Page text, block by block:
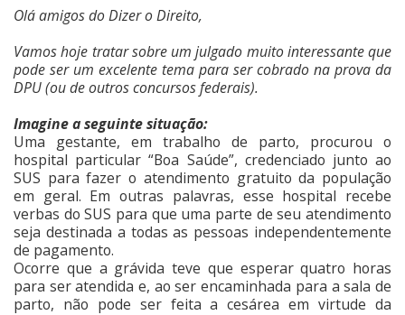
Olá amigos do Dizer o Direito,
Vamos hoje tratar sobre um julgado muito interessante que
pode ser um excelente tema para ser cobrado na prova da
DPU (ou de outros concursos federais).
Imagine a seguinte situação:
Uma gestante, em trabalho de parto, procurou o
hospital particular “Boa Saúde”, credenciado junto ao
SUS para fazer o atendimento gratuito da população
em geral. Em outras palavras, esse hospital recebe
verbas do SUS para que uma parte de seu atendimento
seja destinada a todas as pessoas independentemente
de pagamento.
Ocorre que a grávida teve que esperar quatro horas
para ser atendida e, ao ser encaminhada para a sala de
parto, não pode ser feita a cesárea em virtude da